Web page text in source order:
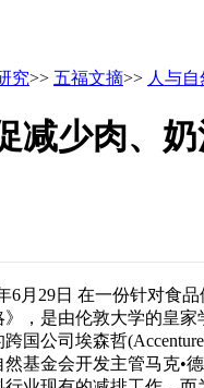
究>> 五福文摘>> 人与自
减少肉、
6月29日 在一份针对
，是由伦敦大学的皇
国公司埃森哲
基金会开发主管马克•